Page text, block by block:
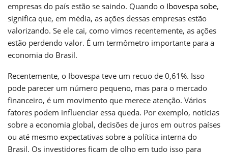
empresas do país estão se saindo. Quando o Ibovespa sobe,
significa que, em média, as ações dessas empresas estão
valorizando. Se ele cai, como vimos recentemente, as ações
estão perdendo valor. É um termômetro importante para a
economia do Brasil.
Recentemente, o Ibovespa teve um recuo de 0,61%. Isso
pode parecer um número pequeno, mas para o mercado
financeiro, é um movimento que merece atenção. Vários
fatores podem influenciar essa queda. Por exemplo, notícias
sobre a economia global, decisões de juros em outros países
ou até mesmo expectativas sobre a política interna do
Brasil. Os investidores ficam de olho em tudo isso para